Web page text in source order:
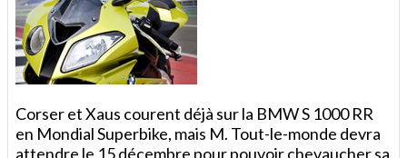
Corser et Xaus courent déjà sur la BMW S 1000 RR
en Mondial Superbike, mais M. Tout-le-monde devra
attendre le 15 décembre pour pouvoir chevaucher sa